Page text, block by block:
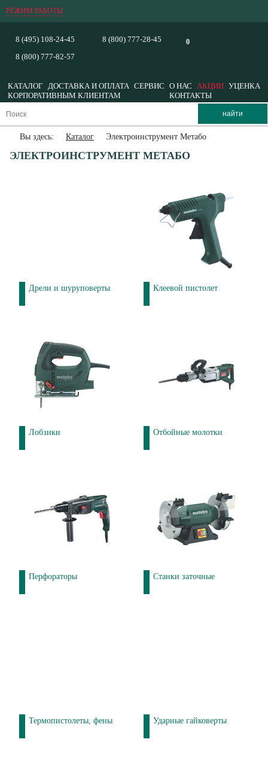
РЕЖИМ РАБОТЫ
0
8 (495) 108-24-45
8 (800) 777-82-57
8 (800) 777-28-45
КАТАЛОГ ДОСТАВКА И ОПЛАТА СЕРВИС О НАС АКЦИИ УЦЕНКА
КОРПОРАТИВНЫМ КЛИЕНТАМ
КОНТАКТЫ
Вы здесь: Каталог Электроинструмент Метабо
ЭЛЕКТРОИНСТРУМЕНТ МЕТАБО
Дрели и шуруповерты Клеевой пистолет
Лобзики Отбойные молотки
Перфораторы Станки заточные
Термопистолеты, фены Ударные гайковерты